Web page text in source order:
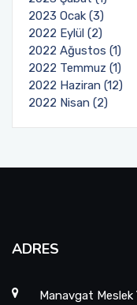
2023 Ocak (3)
2022 Eylül (2)
2022 Ağustos (1)
2022 Temmuz (1)
2022 Haziran (12)
2022 Nisan (2)
ADRES
Manavgat Meslek